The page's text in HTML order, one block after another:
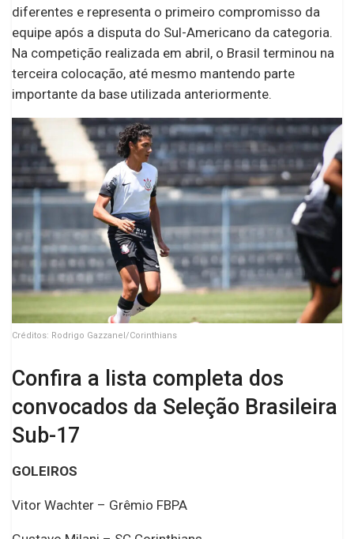
diferentes e representa o primeiro compromisso da
equipe após a disputa do Sul-Americano da categoria.
Na competição realizada em abril, o Brasil terminou na
terceira colocação, até mesmo mantendo parte
importante da base utilizada anteriormente.
Créditos: Rodrigo Gazzanel/Corinthians
Confira a lista completa dos
convocados da Seleção Brasileira
Sub-17
GOLEIROS
Vitor Wachter – Grêmio FBPA